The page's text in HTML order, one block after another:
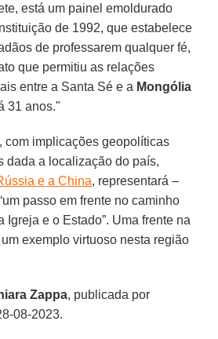
está um painel emoldurado
de 1992, que estabelece
de professarem qualquer fé,
que permitiu as relações
entre a Santa Sé e a Mongólia
31 anos."
com implicações geopolíticas
​​dada a localização do país,
e a China, representará –
passo em frente no caminho
Igreja e o Estado”. Uma frente na
exemplo virtuoso nesta região
Zappa, publicada por
08-2023.